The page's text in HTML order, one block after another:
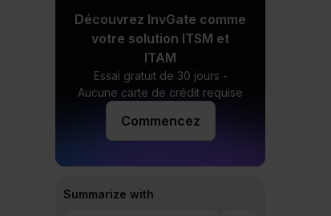
Découvrez InvGate comme
votre solution ITSM et
ITAM
Essai gratuit de 30 jours -
Aucune carte de crédit requise
Commencez
Summarize with